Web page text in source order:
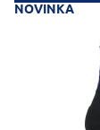
NOVINKA